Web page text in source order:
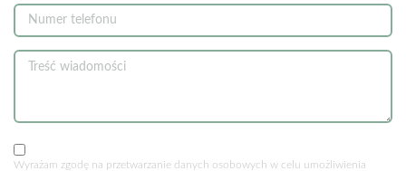
Wyrażam zgodę na przetwarzanie danych osobowych w celu umożliwienia